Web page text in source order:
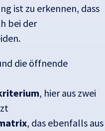
ist zu erkennen, dass
bei der
die öffnende
, hier aus zwei
, das ebenfalls aus